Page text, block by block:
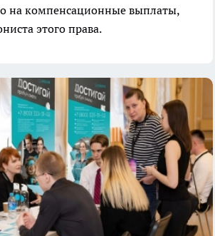
на компенсационные выплаты,
этого права.